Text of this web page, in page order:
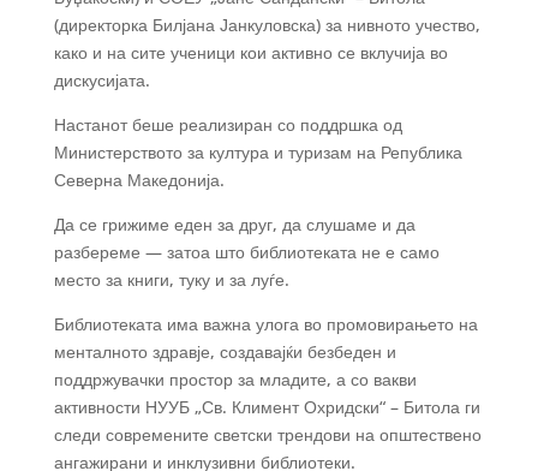
(директорка Билјана Јанкуловска) за нивното учество,
како и на сите ученици кои активно се вклучија во
дискусијата.
Настанот беше реализиран со поддршка од
Министерството за култура и туризам на Република
Северна Македонија.
Да се грижиме еден за друг, да слушаме и да
разбереме — затоа што библиотеката не е само
место за книги, туку и за луѓе.
Библиотеката има важна улога во промовирањето на
менталното здравје, создавајќи безбеден и
поддржувачки простор за младите, а со вакви
активности НУУБ „Св. Климент Охридски“ – Битола ги
следи современите светски трендови на општествено
ангажирани и инклузивни библиотеки.